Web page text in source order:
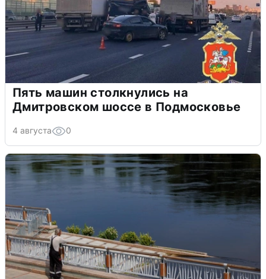
Пять машин столкнулись на
Дмитровском шоссе в Подмосковье
4 августа 0